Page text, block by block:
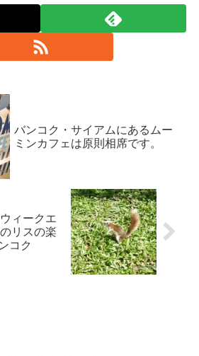
バンコク・サイアムにあるムー
ミンカフェは原則相席です。
ィークエ
リスの楽
コク